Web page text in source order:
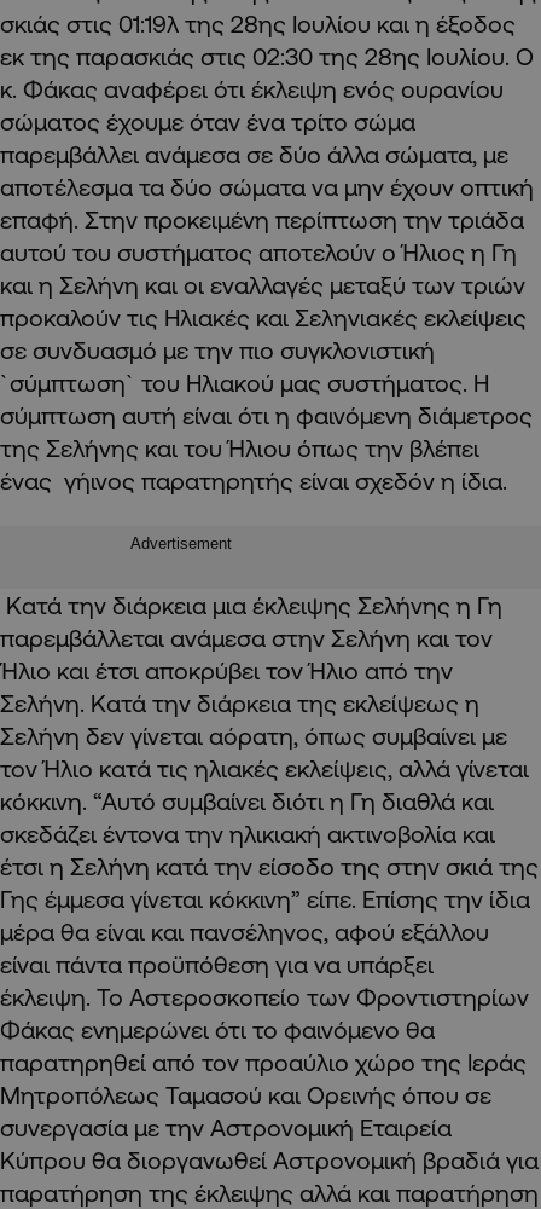
σκιάς στις 01:19λ της 28ης Ιουλίου και η έξοδος
εκ της παρασκιάς στις 02:30 της 28ης Ιουλίου. Ο
κ. Φάκας αναφέρει ότι έκλειψη ενός ουρανίου
σώματος έχουμε όταν ένα τρίτο σώμα
παρεμβάλλει ανάμεσα σε δύο άλλα σώματα, με
αποτέλεσμα τα δύο σώματα να μην έχουν οπτική
επαφή. Στην προκειμένη περίπτωση την τριάδα
αυτού του συστήματος αποτελούν ο Ήλιος η Γη
και η Σελήνη και οι εναλλαγές μεταξύ των τριών
προκαλούν τις Ηλιακές και Σεληνιακές εκλείψεις
σε συνδυασμό με την πιο συγκλονιστική
`σύμπτωση` του Ηλιακού μας συστήματος. Η
σύμπτωση αυτή είναι ότι η φαινόμενη διάμετρος
της Σελήνης και του Ήλιου όπως την βλέπει
ένας γήινος παρατηρητής είναι σχεδόν η ίδια.
Advertisement
Κατά την διάρκεια μια έκλειψης Σελήνης η Γη
παρεμβάλλεται ανάμεσα στην Σελήνη και τον
Ήλιο και έτσι αποκρύβει τον Ήλιο από την
Σελήνη. Κατά την διάρκεια της εκλείψεως η
Σελήνη δεν γίνεται αόρατη, όπως συμβαίνει με
τον Ήλιο κατά τις ηλιακές εκλείψεις, αλλά γίνεται
κόκκινη. “Αυτό συμβαίνει διότι η Γη διαθλά και
σκεδάζει έντονα την ηλικιακή ακτινοβολία και
έτσι η Σελήνη κατά την είσοδο της στην σκιά της
Γης έμμεσα γίνεται κόκκινη” είπε. Επίσης την ίδια
μέρα θα είναι και πανσέληνος, αφού εξάλλου
είναι πάντα προϋπόθεση για να υπάρξει
έκλειψη. Το Αστεροσκοπείο των Φροντιστηρίων
Φάκας ενημερώνει ότι το φαινόμενο θα
παρατηρηθεί από τον προαύλιο χώρο της Ιεράς
Μητροπόλεως Ταμασού και Ορεινής όπου σε
συνεργασία με την Αστρονομική Εταιρεία
Κύπρου θα διοργανωθεί Αστρονομική βραδιά για
παρατήρηση της έκλειψης αλλά και παρατήρηση